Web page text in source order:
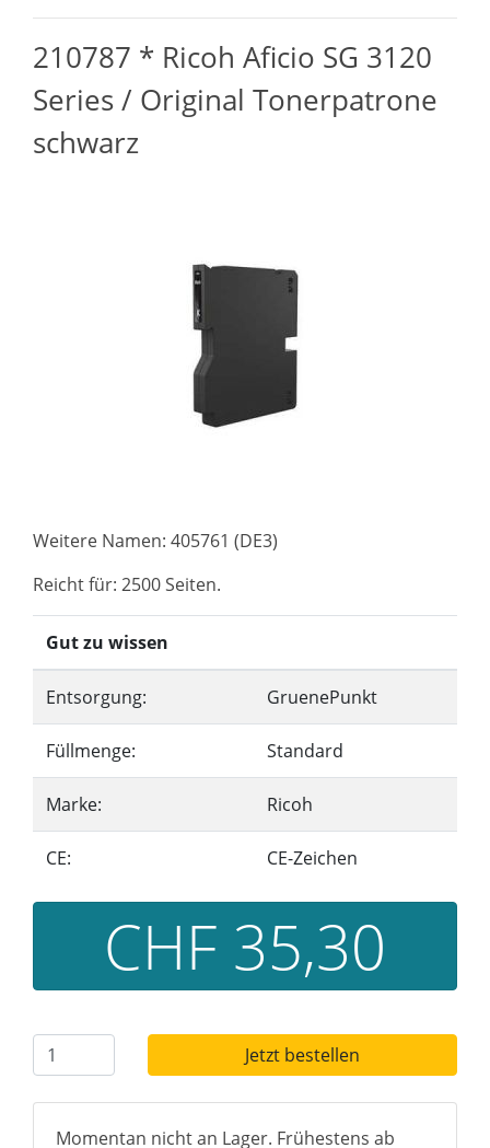
210787 * Ricoh Aficio SG 3120
Series / Original Tonerpatrone
schwarz
Weitere Namen: 405761 (DE3)
Reicht für: 2500 Seiten.
Gut zu wissen
Entsorgung: GruenePunkt
Füllmenge: Standard
Marke: Ricoh
CE: CE-Zeichen
CHF 35,30
Jetzt bestellen
Momentan nicht an Lager. Frühestens ab